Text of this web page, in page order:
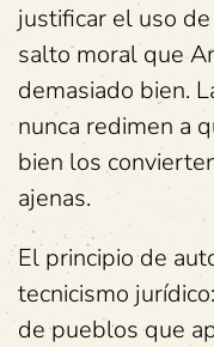
justificar el uso
salto moral que
demasiado bien.
nunca redimen a
bien los
ajenas.
El principio de
tecnicismo
de pueblos que